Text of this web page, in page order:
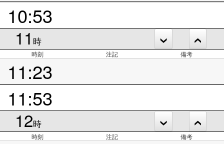
10:53
11 時
時刻 注記 備考
11:23
11:53
12時
時刻 注記 備考